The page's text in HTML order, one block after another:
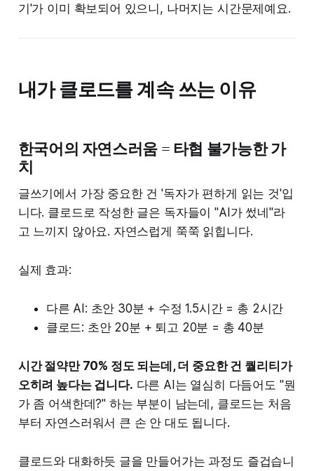
기'가 이미 확보되어 있으니, 나머지는 시간문제예요.
내가 클로드를 계속 쓰는 이유
한국어의 자연스러움 = 타협 불가능한 가
치
글쓰기에서 가장 중요한 건 '독자가 편하게 읽는 것'입
니다. 클로드로 작성한 글은 독자들이 "AI가 썼네"라
고 느끼지 않아요. 자연스럽게 쭉쭉 읽힙니다.
실제 효과:
다른 AI: 초안 30분 + 수정 1.5시간 = 총 2시간
클로드: 초안 20분 + 퇴고 20분 = 총 40분
시간 절약만 70% 정도 되는데, 더 중요한 건 퀄리티가
오히려 높다는 겁니다. 다른 AI는 열심히 다듬어도 "뭔
가 좀 어색한데?" 하는 부분이 남는데, 클로드는 처음
부터 자연스러워서 큰 손 안 대도 됩니다.
클로드와 대화하듯 글을 만들어가는 과정도 즐겁습니